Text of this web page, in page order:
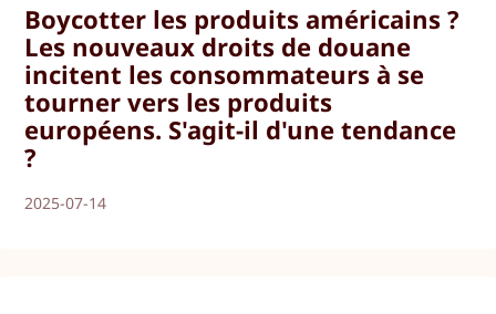
Boycotter les produits américains ?
Les nouveaux droits de douane
incitent les consommateurs à se
tourner vers les produits
européens. S'agit-il d'une tendance
?
2025-07-14